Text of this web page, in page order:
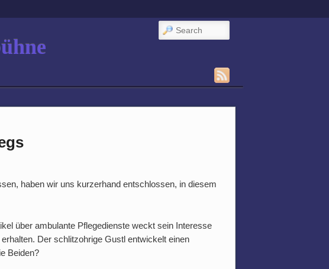
Search
haben wir uns kurzerhand entschlossen, in diesem
über ambulante Pflegedienste weckt sein Interesse
Der schlitzohrige Gustl entwickelt einen
Beiden?